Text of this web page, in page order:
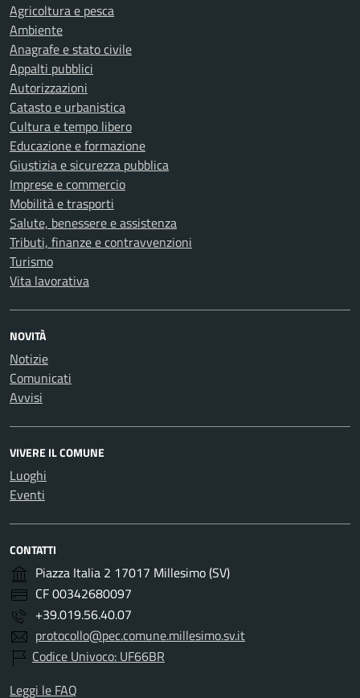
Agricoltura e pesca
Ambiente
Anagrafe e stato civile
Appalti pubblici
Autorizzazioni
Catasto e urbanistica
Cultura e tempo libero
Educazione e formazione
Giustizia e sicurezza pubblica
Imprese e commercio
Mobilità e trasporti
Salute, benessere e assistenza
Tributi, finanze e contravvenzioni
Turismo
Vita lavorativa
NOVITÀ
Notizie
Comunicati
Avvisi
VIVERE IL COMUNE
Luoghi
Eventi
CONTATTI
Piazza Italia 2 17017 Millesimo (SV)
CF 00342680097
+39.019.56.40.07
protocollo@pec.comune.millesimo.sv.it
Codice Univoco: UF66BR
Leggi le FAQ